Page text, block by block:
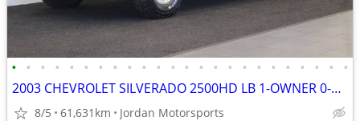
• • • • • • • • • • • • • • • • • • • • • • • •
2003 CHEVROLET SILVERADO 2500HD LB 1-OWNER 0-RUST 8.1L 2004 2005 2006
8/5 61,631km Jordan Motorsports